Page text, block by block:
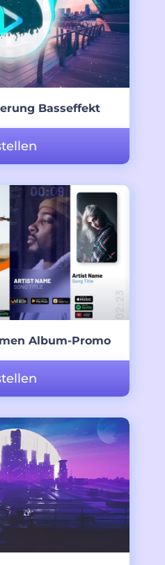
Basseffekt
Album-Promo